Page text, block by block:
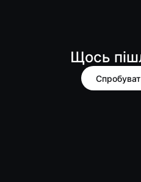
Щось